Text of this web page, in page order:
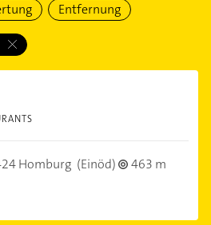
Entfernung
Homburg (Einöd)
463 m